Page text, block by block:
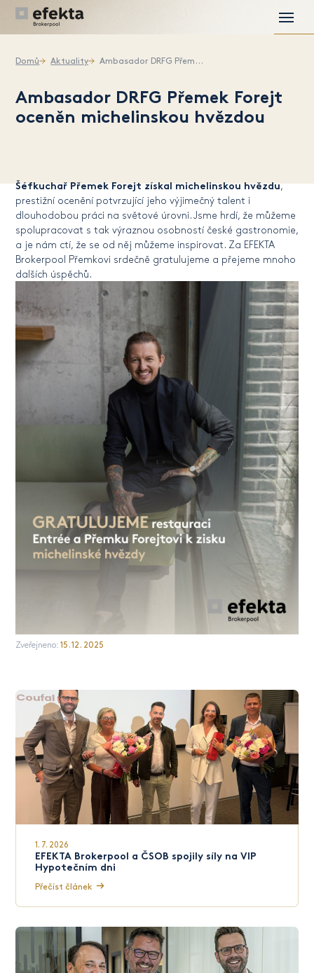
Domů Aktuality Ambasador DRFG Přemek Forejt oceněn michelinskou hvězdou
Ambasador DRFG Přemek Forejt
oceněn michelinskou hvězdou
Šéfkuchař Přemek Forejt získal michelinskou hvězdu,
prestižní ocenění potvrzující jeho výjimečný talent i
dlouhodobou práci na světové úrovni. Jsme hrdí, že můžeme
spolupracovat s tak výraznou osobností české gastronomie,
a je nám ctí, že se od něj můžeme inspirovat. Za EFEKTA
Brokerpool Přemkovi srdečně gratulujeme a přejeme mnoho
dalších úspěchů.
Zveřejneno:15. 12. 2025
1. 7. 2026
EFEKTA Brokerpool a ČSOB spojily síly na VIP
Hypotečním dni
Přečíst článek